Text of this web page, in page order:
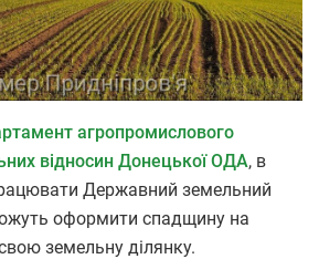
агропромислового
відносин Донецької ОДА, в
Державний земельний
оформити спадщину на
земельну ділянку.